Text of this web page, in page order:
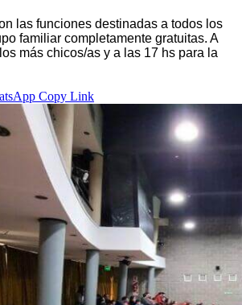
las funciones destinadas a todos los
familiar completamente gratuitas. A
más chicos/as y a las 17 hs para la
Copy Link